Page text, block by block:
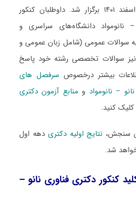
دانشگاه آزاد یازدهم اسفند ۱۴۰۱ برگزار شد. داوطلبان کنکور
نانومواد دانشگاه‌های سراسری و
به سوالات عمومی (شامل زبان عمومی و
سوالات تخصصی رشته خود پاسخ
بیشتر درخصوص سرفصل های
– نانومواد و منابع آزمون دکتری
کلیک کنید.
سنجش، نتایج اولیه دکتری دهه اول
کنکور دکتری فناوری نانو –